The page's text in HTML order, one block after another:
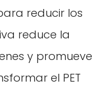
reducir los
reduce la
y promueve
el PET